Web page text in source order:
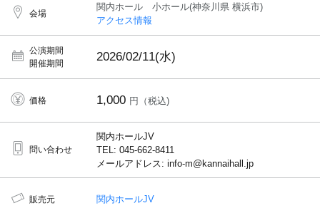
会場
関内ホール 小ホール(神奈川県 横浜市)
アクセス情報
公演期間
開催期間
2026/02/11(水)
価格 1,000 円（税込)
問い合わせ
関内ホールJV
TEL: 045-662-8411
メールアドレス: info-m@kannaihall.jp
販売元 関内ホールJV